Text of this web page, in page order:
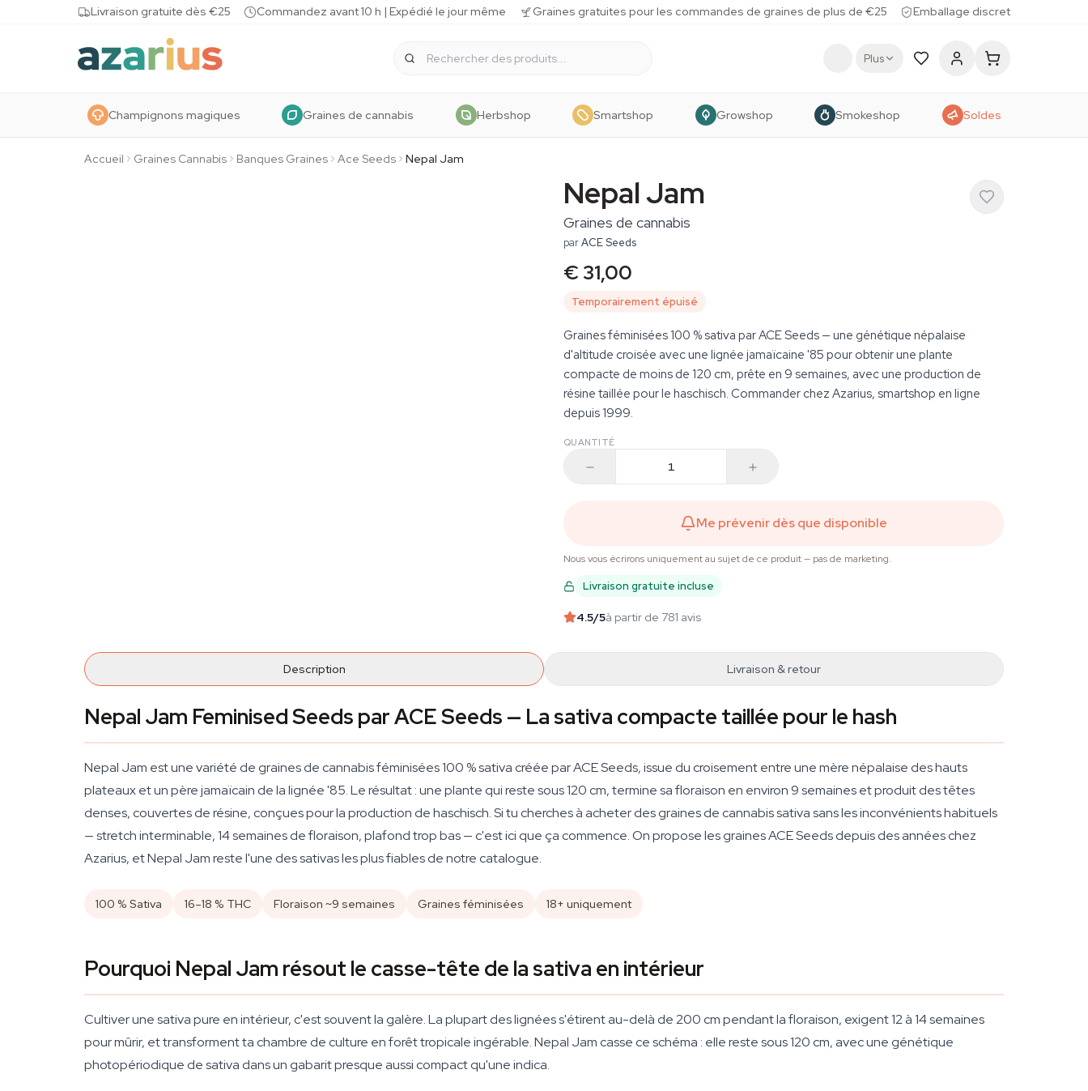
Skip to contentLivraison gratuite dès €25 Commandez avant 10 h | Expédié le jour même Graines gratuites pour les commandes de graines de plus de €25 Emballage discret
Plus
Champignons magiques Graines de cannabis Herbshop Smartshop Growshop Smokeshop Soldes
Accueil Graines Cannabis Banques Graines Ace Seeds Nepal Jam
Nepal Jam
Graines de cannabis
parACE Seeds
€ 31,00
Temporairement épuisé
Graines féminisées 100 % sativa par ACE Seeds — une génétique népalaise
d'altitude croisée avec une lignée jamaïcaine '85 pour obtenir une plante
compacte de moins de 120 cm, prête en 9 semaines, avec une production de
résine taillée pour le haschisch. Commander chez Azarius, smartshop en ligne
depuis 1999.
QUANTITÉ
Me prévenir dès que disponible
Nous vous écrirons uniquement au sujet de ce produit — pas de marketing.
Livraison gratuite incluse
4.5/5à partir de 781 avis
Description Livraison & retour
Nepal Jam Feminised Seeds par ACE Seeds — La sativa compacte taillée pour le hash
Nepal Jam est une variété de graines de cannabis féminisées 100 % sativa créée par ACE Seeds, issue du croisement entre une mère népalaise des hauts
plateaux et un père jamaïcain de la lignée '85. Le résultat : une plante qui reste sous 120 cm, termine sa floraison en environ 9 semaines et produit des têtes
denses, couvertes de résine, conçues pour la production de haschisch. Si tu cherches à acheter des graines de cannabis sativa sans les inconvénients habituels
— stretch interminable, 14 semaines de floraison, plafond trop bas — c'est ici que ça commence. On propose les graines ACE Seeds depuis des années chez
Azarius, et Nepal Jam reste l'une des sativas les plus fiables de notre catalogue.
100 % Sativa 16–18 % THC Floraison ~9 semaines Graines féminisées 18+ uniquement
Pourquoi Nepal Jam résout le casse-tête de la sativa en intérieur
Cultiver une sativa pure en intérieur, c'est souvent la galère. La plupart des lignées s'étirent au-delà de 200 cm pendant la floraison, exigent 12 à 14 semaines
pour mûrir, et transforment ta chambre de culture en forêt tropicale ingérable. Nepal Jam casse ce schéma : elle reste sous 120 cm, avec une génétique
photopériodique de sativa dans un gabarit presque aussi compact qu'une indica.